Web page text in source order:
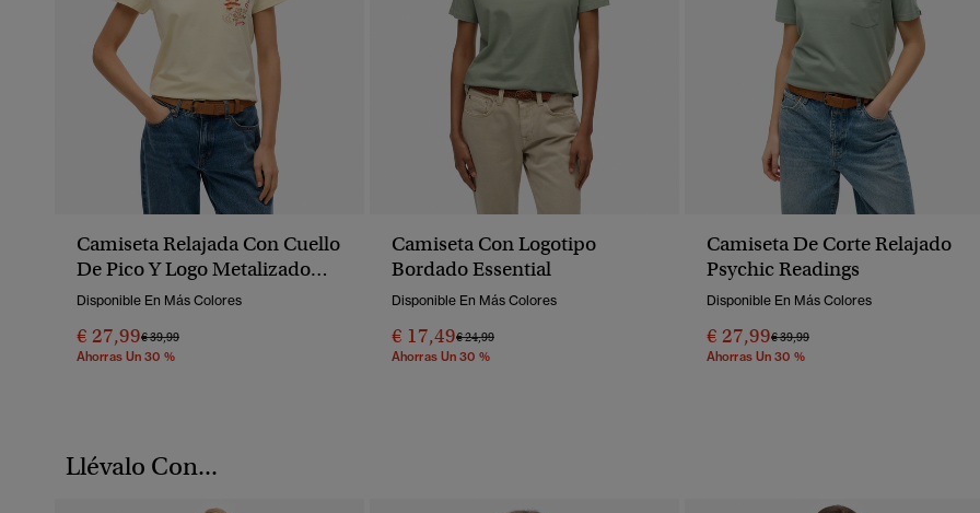
Camiseta Relajada Con Cuello
De Pico Y Logo Metalizado
Suika
Disponible En Más Colores
€ 27,99Precio Rebajado De
€ 39,99A
Ahorras Un 30 %
Camiseta Con Logotipo
Bordado Essential
Disponible En Más Colores
€ 17,49Precio Rebajado De
€ 24,99A
Ahorras Un 30 %
Camiseta De Corte Relajado
Psychic Readings
Disponible En Más Colores
€ 27,99Precio Rebajado De
€ 39,99A
Ahorras Un 30 %
Llévalo Con...